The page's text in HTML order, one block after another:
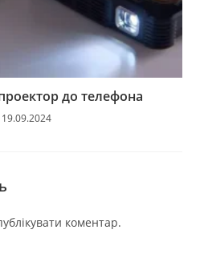
до телефона
19.09.2024
коментар.